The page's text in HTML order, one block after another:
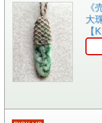
《
大
【